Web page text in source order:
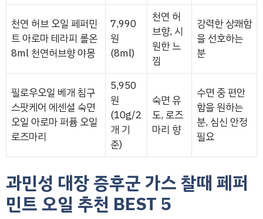
천연 허브 오일 페퍼민
트 아로마 테라피 롤온
8ml 천연허브향 야몽
7,990
원
(8ml)
천연 허
브향, 시
원한 느
낌
강력한 상쾌함
을 선호하는
분
필로우오일 베개 침구
스팟케어 에센셜 숙면
오일 아로마 퍼퓸 오일
로즈마리
5,950
원
(10g/2
개 기
준)
숙면 유
도, 로즈
마리 향
수면 중 편안
함을 원하는
분, 심신 안정
필요
과민성 대장 증후군 가스 찰때 페퍼
민트 오일 추천 BEST 5